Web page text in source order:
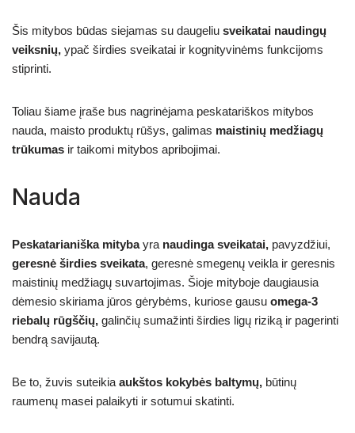
Šis mitybos būdas siejamas su daugeliu sveikatai naudingų
veiksnių, ypač širdies sveikatai ir kognityvinėms funkcijoms
stiprinti.
Toliau šiame įraše bus nagrinėjama peskatariškos mitybos
nauda, maisto produktų rūšys, galimas maistinių medžiagų
trūkumas ir taikomi mitybos apribojimai.
Nauda
Peskatarianiška mitybayra naudinga sveikatai, pavyzdžiui,
geresnė širdies sveikata, geresnė smegenų veikla ir geresnis
maistinių medžiagų suvartojimas. Šioje mityboje daugiausia
dėmesio skiriama jūros gėrybėms, kuriose gausu omega-3
riebalų rūgščių, galinčių sumažinti širdies ligų riziką ir pagerinti
bendrą savijautą.
Be to, žuvis suteikia aukštos kokybės baltymų, būtinų
raumenų masei palaikyti ir sotumui skatinti.